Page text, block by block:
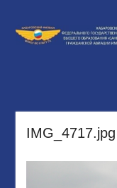
содержимому
IMG_4717.jpg